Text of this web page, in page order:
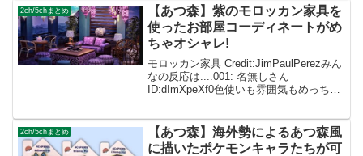
使い...
2ch/5chまとめ
【あつ森】紫のモロッカン家具を
使ったお部屋コーディネートがめ
ちゃオシャレ!
モロッカン家具 Credit:JimPaulPerezみん
なの反応は....001: 名無しさん
ID:dImXpeXf0色使いも雰囲気もめっちゃ
003: ...
2ch/5chまとめ
【あつ森】海外勢によるあつ森風
に描いたポケモンキャラたちが可